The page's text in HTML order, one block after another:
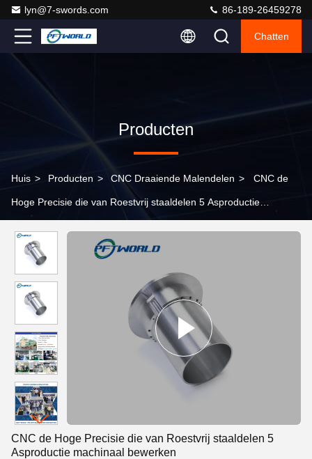
lyn@7-swords.com 86-189-26459278
Chatten
Producten
Huis > Producten > CNC Draaiende Malendelen > CNC de
Hoge Precisie die van Roestvrij staaldelen 5 Asproductie
CNC de Hoge Precisie die van Roestvrij staaldelen 5
Asproductie machinaal bewerken